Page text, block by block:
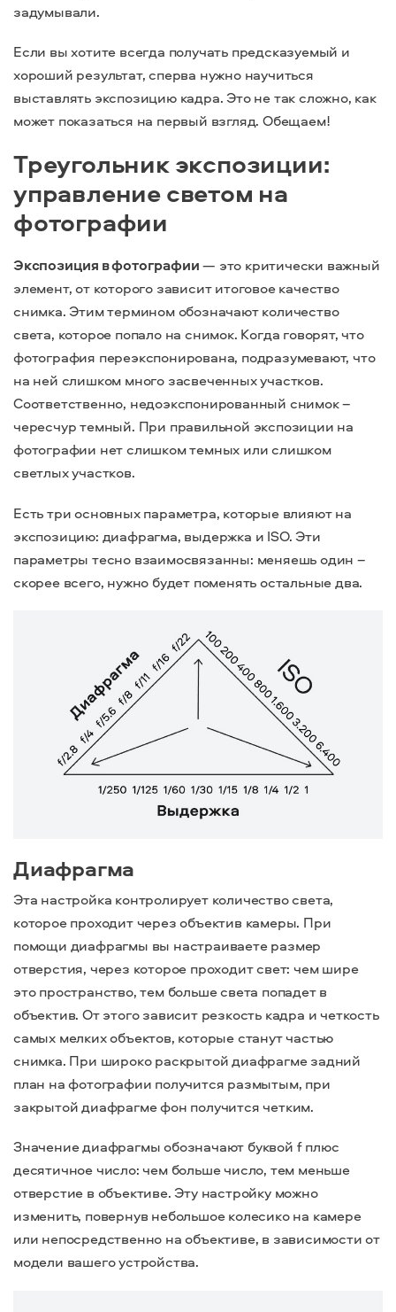
задумывали.
Если вы хотите всегда получать предсказуемый и
хороший результат, сперва нужно научиться
выставлять экспозицию кадра. Это не так сложно, как
может показаться на первый взгляд. Обещаем!
Треугольник экспозиции:
управление светом на
фотографии
Экспозиция в фотографии— это критически важный
элемент, от которого зависит итоговое качество
снимка. Этим термином обозначают количество
света, которое попало на снимок. Когда говорят, что
фотография переэкспонирована, подразумевают, что
на ней слишком много засвеченных участков.
Соответственно, недоэкспонированный снимок –
чересчур темный. При правильной экспозиции на
фотографии нет слишком темных или слишком
светлых участков.
Есть три основных параметра, которые влияют на
экспозицию: диафрагма, выдержка и ISO. Эти
параметры тесно взаимосвязанны: меняешь один –
скорее всего, нужно будет поменять остальные два.
Диафрагма
Эта настройка контролирует количество света,
которое проходит через объектив камеры. При
помощи диафрагмы вы настраиваете размер
отверстия, через которое проходит свет: чем шире
это пространство, тем больше света попадет в
объектив. От этого зависит резкость кадра и четкость
самых мелких объектов, которые станут частью
снимка. При широко раскрытой диафрагме задний
план на фотографии получится размытым, при
закрытой диафрагме фон получится четким.
Значение диафрагмы обозначают буквой f плюс
десятичное число: чем больше число, тем меньше
отверстие в объективе. Эту настройку можно
изменить, повернув небольшое колесико на камере
или непосредственно на объективе, в зависимости от
модели вашего устройства.